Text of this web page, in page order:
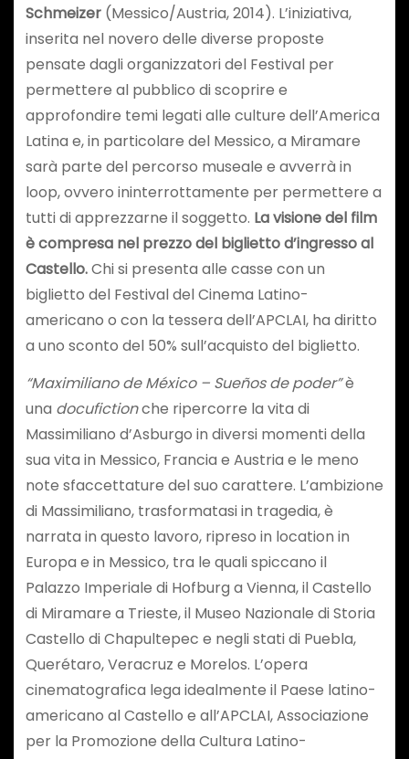
Schmeizer(Messico/Austria, 2014). L’iniziativa,
inserita nel novero delle diverse proposte
pensate dagli organizzatori del Festival per
permettere al pubblico di scoprire e
approfondire temi legati alle culture dell’America
Latina e, in particolare del Messico, a Miramare
sarà parte del percorso museale e avverrà in
loop, ovvero ininterrottamente per permettere a
tutti di apprezzarne il soggetto. La visione del film
è compresa nel prezzo del biglietto d’ingresso al
Castello.Chi si presenta alle casse con un
biglietto del Festival del Cinema Latino-
americano o con la tessera dell’APCLAI, ha diritto
a uno sconto del 50% sull’acquisto del biglietto.
“Maximiliano de México – Sueños de poder”è
una docufictionche ripercorre la vita di
Massimiliano d’Asburgo in diversi momenti della
sua vita in Messico, Francia e Austria e le meno
note sfaccettature del suo carattere. L’ambizione
di Massimiliano, trasformatasi in tragedia, è
narrata in questo lavoro, ripreso in location in
Europa e in Messico, tra le quali spiccano il
Palazzo Imperiale di Hofburg a Vienna, il Castello
di Miramare a Trieste, il Museo Nazionale di Storia
Castello di Chapultepec e negli stati di Puebla,
Querétaro, Veracruz e Morelos. L’opera
cinematografica lega idealmente il Paese latino-
americano al Castello e all’APCLAI, Associazione
per la Promozione della Cultura Latino-